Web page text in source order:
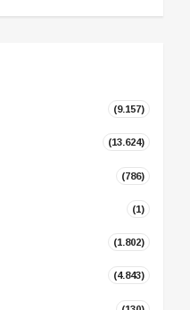
(9.157)
(13.624)
(786)
(1)
(1.802)
(4.843)